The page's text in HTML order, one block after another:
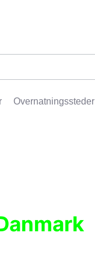
Overnatningssteder